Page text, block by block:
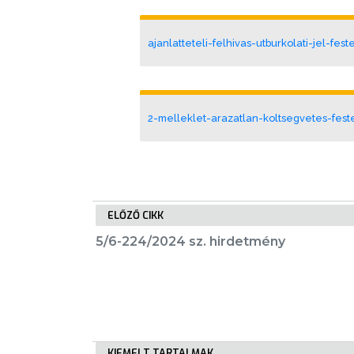
LAKOSSÁGI
INFORMÁCIÓK
VÁROS
ajanlatteteli-felhivas-utburkolati-jel-
2-melleklet-arazatlan-koltsegvetes-
ELŐZŐ CIKK
5/6-224/2024 sz. hirdetmény